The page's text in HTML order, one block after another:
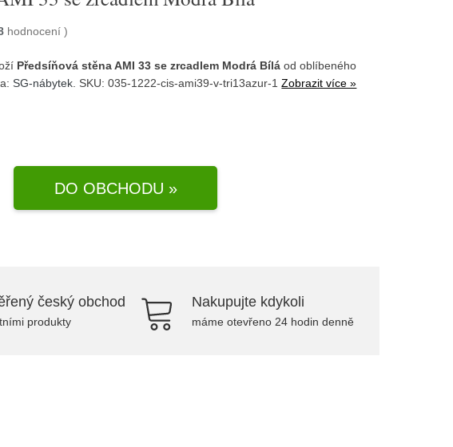
hodnocení)
Předsíňová stěna AMI 33 se zrcadlem Modrá Bílá od oblíbeného
SG-nábytek . SKU: 035-1222-cis-ami39-v-tri13azur-1Zobrazit více »
DO OBCHODU »
český obchod
produkty
Nakupujte kdykoli
máme otevřeno 24 hodin denně